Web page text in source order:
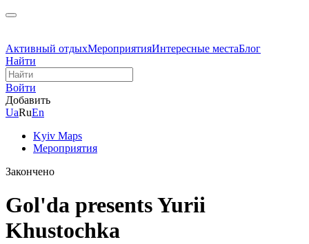
Активный отдыхМероприятияИнтересные местаБлог
Найти
Войти
Добавить
UaRuEn
Kyiv Maps
Мероприятия
Закончено
Gol'da presents Yurii
Khustochka